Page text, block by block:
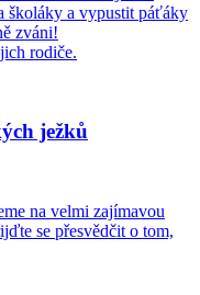
školáky a vypustit páťáky
zváni!
rodiče.
ježků
na velmi zajímavou
se přesvědčit o tom,